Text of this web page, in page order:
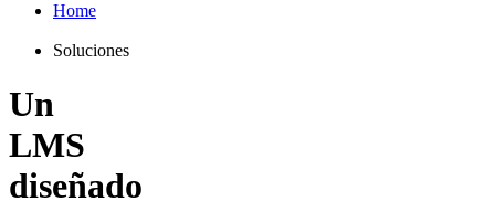
Home
Soluciones
Un
LMS
diseñado